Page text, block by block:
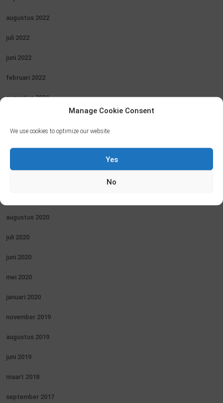
Manage Cookie Consent
We use cookies to optimize our website.
Yes
No
augustus 2022
juli 2022
juni 2022
februari 2022
augustus 2021
augustus 2020
juli 2020
juni 2020
mei 2020
januari 2020
november 2019
augustus 2019
juni 2019
maart 2018
september 2017